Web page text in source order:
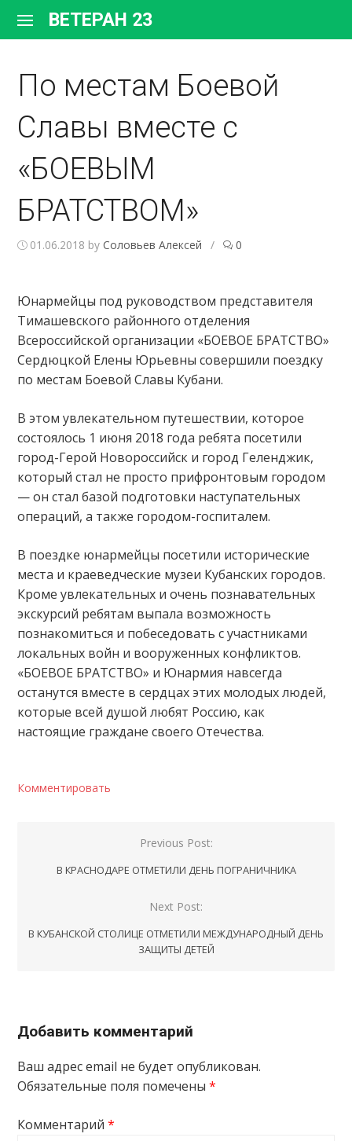
содержимому
ВЕТЕРАН 23
По местам Боевой
Славы вместе с
«БОЕВЫМ
БРАТСТВОМ»
01.06.2018 byСоловьев Алексей / 0
Юнармейцы под руководством представителя
Тимашевского районного отделения
Всероссийской организации «БОЕВОЕ БРАТСТВО»
Сердюцкой Елены Юрьевны совершили поездку
по местам Боевой Славы Кубани.
В этом увлекательном путешествии, которое
состоялось 1 июня 2018 года ребята посетили
город-Герой Новороссийск и город Геленджик,
который стал не просто прифронтовым городом
— он стал базой подготовки наступательных
операций, а также городом-госпиталем.
В поездке юнармейцы посетили исторические
места и краеведческие музеи Кубанских городов.
Кроме увлекательных и очень познавательных
экскурсий ребятам выпала возможность
познакомиться и побеседовать с участниками
локальных войн и вооруженных конфликтов.
«БОЕВОЕ БРАТСТВО» и Юнармия навсегда
останутся вместе в сердцах этих молодых людей,
которые всей душой любят Россию, как
настоящие граждане своего Отечества.
Комментировать
Previous Post:
В КРАСНОДАРЕ ОТМЕТИЛИ ДЕНЬ ПОГРАНИЧНИКА
Next Post:
В КУБАНСКОЙ СТОЛИЦЕ ОТМЕТИЛИ МЕЖДУНАРОДНЫЙ ДЕНЬ
ЗАЩИТЫ ДЕТЕЙ
Добавить комментарий
Ваш адрес email не будет опубликован.
Обязательные поля помечены*
Комментарий*